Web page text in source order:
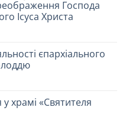
Господа
Ісуса Христа
єпархіального
храмі «Святителя